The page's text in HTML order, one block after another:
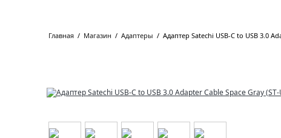
Главная / Магазин / Адаптеры / Адаптер Satechi USB-C to USB 3.0